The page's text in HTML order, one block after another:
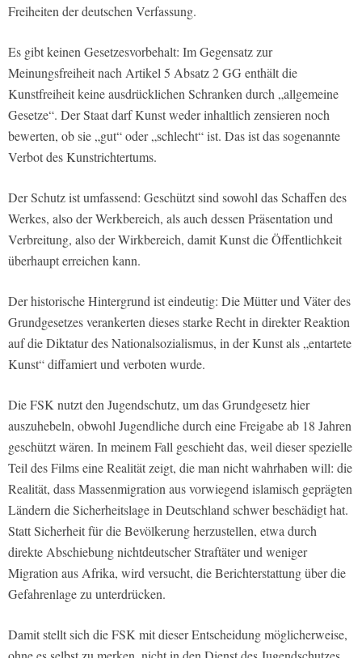
Freiheiten der deutschen Verfassung.
Es gibt keinen Gesetzesvorbehalt: Im Gegensatz zur
Meinungsfreiheit nach Artikel 5 Absatz 2 GG enthält die
Kunstfreiheit keine ausdrücklichen Schranken durch „allgemeine
Gesetze“. Der Staat darf Kunst weder inhaltlich zensieren noch
bewerten, ob sie „gut“ oder „schlecht“ ist. Das ist das sogenannte
Verbot des Kunstrichtertums.
Der Schutz ist umfassend: Geschützt sind sowohl das Schaffen des
Werkes, also der Werkbereich, als auch dessen Präsentation und
Verbreitung, also der Wirkbereich, damit Kunst die Öffentlichkeit
überhaupt erreichen kann.
Der historische Hintergrund ist eindeutig: Die Mütter und Väter des
Grundgesetzes verankerten dieses starke Recht in direkter Reaktion
auf die Diktatur des Nationalsozialismus, in der Kunst als „entartete
Kunst“ diffamiert und verboten wurde.
Die FSK nutzt den Jugendschutz, um das Grundgesetz hier
auszuhebeln, obwohl Jugendliche durch eine Freigabe ab 18 Jahren
geschützt wären. In meinem Fall geschieht das, weil dieser spezielle
Teil des Films eine Realität zeigt, die man nicht wahrhaben will: die
Realität, dass Massenmigration aus vorwiegend islamisch geprägten
Ländern die Sicherheitslage in Deutschland schwer beschädigt hat.
Statt Sicherheit für die Bevölkerung herzustellen, etwa durch
direkte Abschiebung nichtdeutscher Straftäter und weniger
Migration aus Afrika, wird versucht, die Berichterstattung über die
Gefahrenlage zu unterdrücken.
Damit stellt sich die FSK mit dieser Entscheidung möglicherweise,